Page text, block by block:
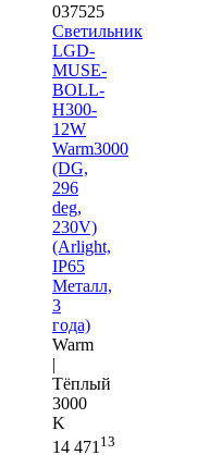
037525
Светильник
LGD-
MUSE-
BOLL-
H300-
12W
Warm3000
(DG,
296
deg,
230V)
(Arlight,
IP65
Металл,
3
года)
Warm
|
Тёплый
3000
K
14 471 13